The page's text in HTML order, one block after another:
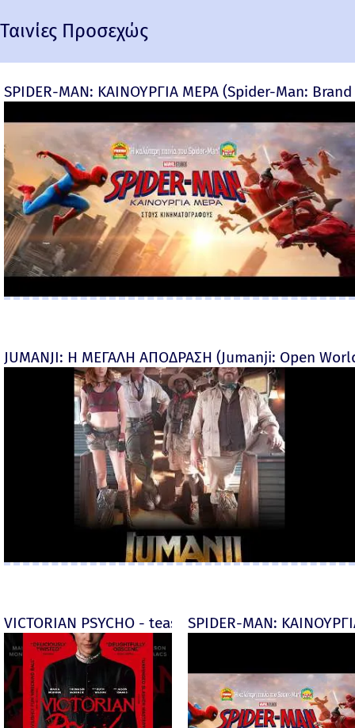
Ταινίες Προσεχώς
SPIDER-MAN: ΚΑΙΝΟΥΡΓΙΑ ΜΕΡΑ (Spider-Man:
JUMANJI: Η ΜΕΓΑΛΗ ΑΠΟΔΡΑΣΗ (Jumanji: Open
VICTORIAN PSYCHO - teaserSPIDER-MAN: